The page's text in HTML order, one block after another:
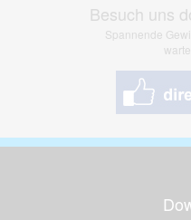
Besuch uns
Spannende